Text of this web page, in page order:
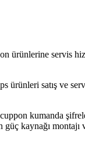
servis
ürünleri satış ve
kumanda
güç kaynağı